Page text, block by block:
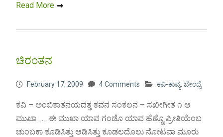
Read More
ಚಿರಂತನ
February 17, 2009 4 Comments ಕವಿ-ಕಾವ್ಯ, ಬೇಂದ್ರೆ
ಕವಿ – ಅಂಬಿಕಾತನಯದತ್ತ ಕವನ ಸಂಕಲನ – ಸಖೀಗೀತ ೧ ಆ
ಮುಖಾ . . . ಈ ಮುಖಾ ಯಾವ ಗಂಡೊ ಯಾವ ಹೆಣ್ಣೊ ಪ್ರೀತಿಯೆಂಬ
ಚುಂಬಕಾ ಕೂಡಿಸಿತ್ತು ಆಡಿಸಿತ್ತು ಕೂಡಲದೊಲು ನೋಟವಾ ಮೂರು